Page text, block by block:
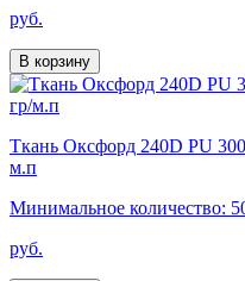
руб.
В корзину
Ткань Оксфорд 240D PU
м.п
Минимальное количество:
руб.